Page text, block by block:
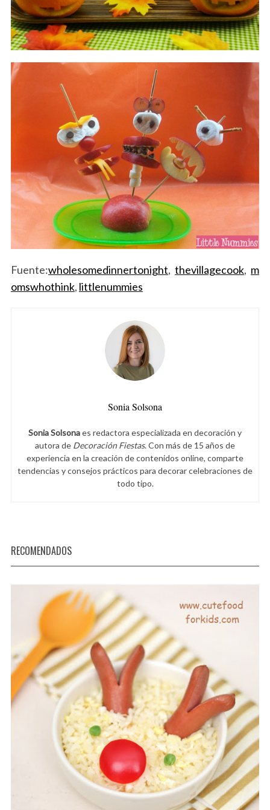
Fuente:wholesomedinnertonight, thevillagecook, m
omswhothink, littlenummies
Sonia Solsona
Sonia Solsonaes redactora especializada en decoración y
autora de Decoración Fiestas. Con más de 15 años de
experiencia en la creación de contenidos online, comparte
tendencias y consejos prácticos para decorar celebraciones de
todo tipo.
RECOMENDADOS